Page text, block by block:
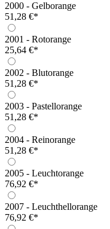
2000 - Gelborange
51,28 €*
2001 - Rotorange
25,64 €*
2002 - Blutorange
51,28 €*
2003 - Pastellorange
51,28 €*
2004 - Reinorange
51,28 €*
2005 - Leuchtorange
76,92 €*
2007 - Leuchthellorange
76,92 €*